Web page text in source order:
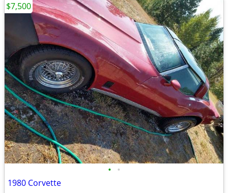
• •
1980 Corvette
$7,500